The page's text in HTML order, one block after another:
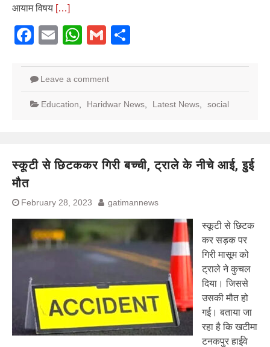
आयाम विषय […]
Facebook
EmailWhatsApp
Gmail
Leave a comment
Education Haridwar News Latest News social
स्कूटी से छिटककर गिरी बच्ची, ट्राले के नीचे आई, इुई
मौत
February 28, 2023 gatimannews
स्कूटी से छिटक
कर सड़क पर
गिरी मासूम को
ट्राले ने कुचल
दिया। जिससे
उसकी मौत हो
गई। बताया जा
रहा है कि खटीमा
टनकपुर हाईवे